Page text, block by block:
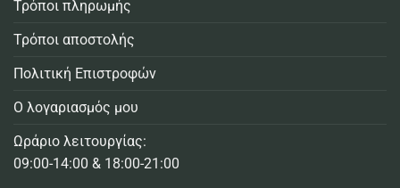
Τρόποι πληρωμής
Τρόποι αποστολής
Πολιτική Επιστροφών
Ο λογαριασμός μου
Ωράριο λειτουργίας:
09:00-14:00 & 18:00-21:00